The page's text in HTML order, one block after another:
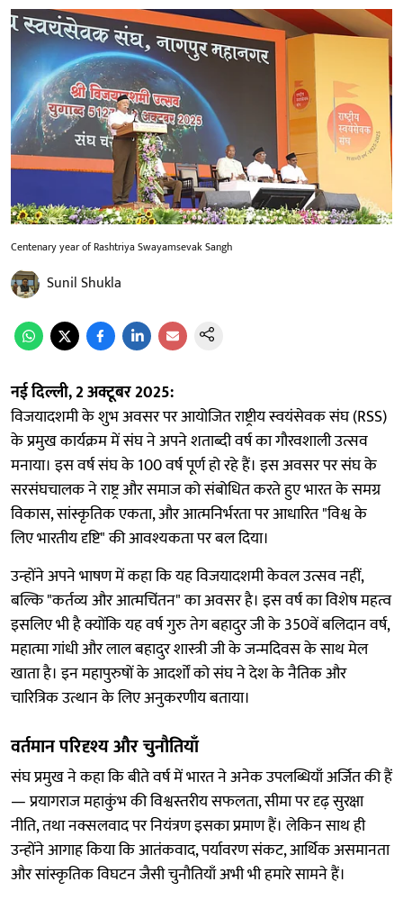
Centenary year of Rashtriya Swayamsevak Sangh
Sunil Shukla
नई दिल्ली, 2 अक्टूबर 2025:
विजयादशमी के शुभ अवसर पर आयोजित राष्ट्रीय स्वयंसेवक संघ (RSS)
के प्रमुख कार्यक्रम में संघ ने अपने शताब्दी वर्ष का गौरवशाली उत्सव
मनाया। इस वर्ष संघ के 100 वर्ष पूर्ण हो रहे हैं। इस अवसर पर संघ के
सरसंघचालक ने राष्ट्र और समाज को संबोधित करते हुए भारत के समग्र
विकास, सांस्कृतिक एकता, और आत्मनिर्भरता पर आधारित "विश्व के
लिए भारतीय दृष्टि" की आवश्यकता पर बल दिया।
उन्होंने अपने भाषण में कहा कि यह विजयादशमी केवल उत्सव नहीं,
बल्कि "कर्तव्य और आत्मचिंतन" का अवसर है। इस वर्ष का विशेष महत्व
इसलिए भी है क्योंकि यह वर्ष गुरु तेग बहादुर जी के 350वें बलिदान वर्ष,
महात्मा गांधी और लाल बहादुर शास्त्री जी के जन्मदिवस के साथ मेल
खाता है। इन महापुरुषों के आदर्शों को संघ ने देश के नैतिक और
चारित्रिक उत्थान के लिए अनुकरणीय बताया।
वर्तमान परिदृश्य और चुनौतियाँ
संघ प्रमुख ने कहा कि बीते वर्ष में भारत ने अनेक उपलब्धियाँ अर्जित की हैं
— प्रयागराज महाकुंभ की विश्वस्तरीय सफलता, सीमा पर दृढ़ सुरक्षा
नीति, तथा नक्सलवाद पर नियंत्रण इसका प्रमाण हैं। लेकिन साथ ही
उन्होंने आगाह किया कि आतंकवाद, पर्यावरण संकट, आर्थिक असमानता
और सांस्कृतिक विघटन जैसी चुनौतियाँ अभी भी हमारे सामने हैं।